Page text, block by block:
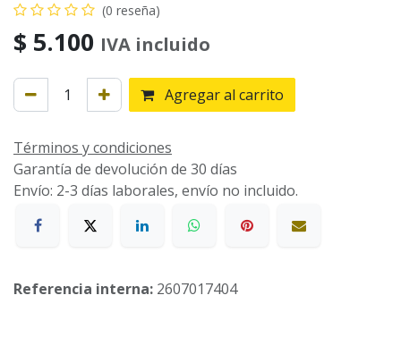
(0 reseña)
$ 5.100 IVA incluido
Agregar al carrito
Términos y condiciones
Garantía de devolución de 30 días
Envío: 2-3 días laborales, envío no incluido.
Referencia interna: 2607017404